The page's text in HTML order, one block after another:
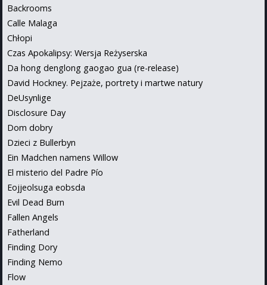
Backrooms
Calle Malaga
Chłopi
Czas Apokalipsy: Wersja Reżyserska
Da hong denglong gaogao gua (re-release)
David Hockney. Pejzaże, portrety i martwe natury
DeUsynlige
Disclosure Day
Dom dobry
Dzieci z Bullerbyn
Ein Madchen namens Willow
El misterio del Padre Pío
Eojjeolsuga eobsda
Evil Dead Burn
Fallen Angels
Fatherland
Finding Dory
Finding Nemo
Flow